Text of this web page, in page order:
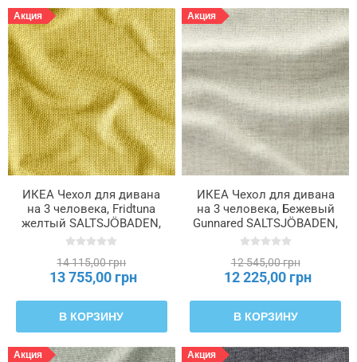
Акция
ИКЕА Чехол для дивана
на 3 человека, Fridtuna
желтый SALTSJÖBADEN,
206.170.49
14 115,00 грн
13 755,00 грн
В КОРЗИНУ
Акция
ИКЕА Чехол для дивана
на 3 человека, Бежевый
Gunnared SALTSJÖBADEN,
006.171.11
12 545,00 грн
12 225,00 грн
В КОРЗИНУ
Акция Акция